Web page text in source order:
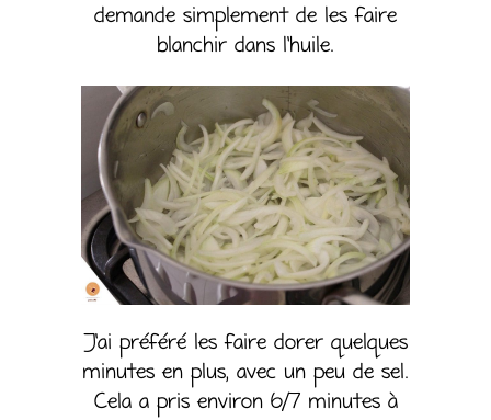
demande simplement de les faire
blanchir dans l’huile.
J’ai préféré les faire dorer quelques
minutes en plus, avec un peu de sel.
Cela a pris environ 6/7 minutes à